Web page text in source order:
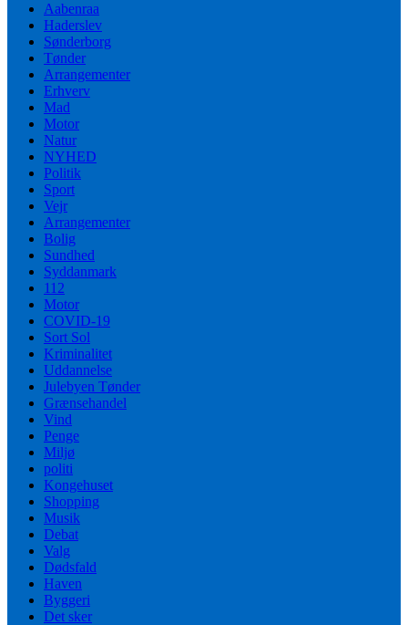
Aabenraa
Haderslev
Sønderborg
Tønder
Arrangementer
Erhverv
Mad
Motor
Natur
NYHED
Politik
Sport
Vejr
Arrangementer
Bolig
Sundhed
Syddanmark
112
Motor
COVID-19
Sort Sol
Kriminalitet
Uddannelse
Julebyen Tønder
Grænsehandel
Vind
Penge
Miljø
politi
Kongehuset
Shopping
Musik
Debat
Valg
Dødsfald
Haven
Byggeri
Det sker